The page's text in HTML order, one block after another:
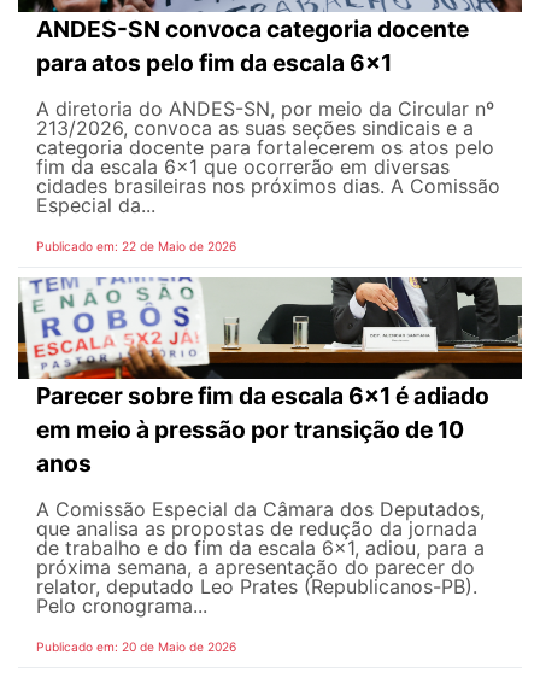
ANDES-SN convoca categoria docente
para atos pelo fim da escala 6x1
A diretoria do ANDES-SN, por meio da Circular nº
213/2026, convoca as suas seções sindicais e a
categoria docente para fortalecerem os atos pelo
fim da escala 6x1 que ocorrerão em diversas
cidades brasileiras nos próximos dias. A Comissão
Especial da...
Publicado em: 22 de Maio de 2026
Parecer sobre fim da escala 6x1 é adiado
em meio à pressão por transição de 10
anos
A Comissão Especial da Câmara dos Deputados,
que analisa as propostas de redução da jornada
de trabalho e do fim da escala 6x1, adiou, para a
próxima semana, a apresentação do parecer do
relator, deputado Leo Prates (Republicanos-PB).
Pelo cronograma...
Publicado em: 20 de Maio de 2026